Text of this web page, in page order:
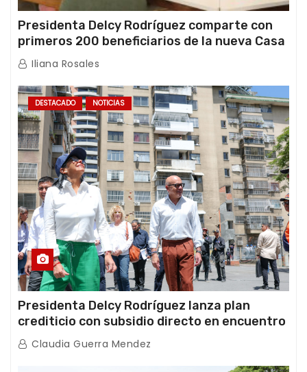
Presidenta Delcy Rodríguez comparte con
primeros 200 beneficiarios de la nueva Casa
de los Abuelos “La Primavera” en Caracas
Iliana Rosales
DESTACADO NOTICIAS
Presidenta Delcy Rodríguez lanza plan
crediticio con subsidio directo en encuentro
con Juntas de Condominio
Claudia Guerra Mendez